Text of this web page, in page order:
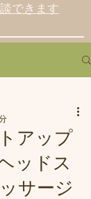
できます
アップ
ッドス
サージ